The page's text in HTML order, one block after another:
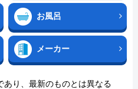
お風呂
メーカー
り、最新のものとは異なる